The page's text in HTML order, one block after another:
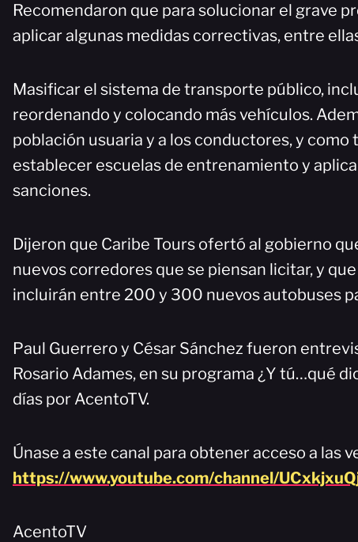
Recomendaron que para solucionar el grave
aplicar algunas medidas correctivas, entre
Masificar el sistema de transporte público,
reordenando y colocando más vehículos.
población usuaria y a los conductores, y como
establecer escuelas de entrenamiento y
sanciones.
Dijeron que Caribe Tours ofertó al gobierno
nuevos corredores que se piensan licitar, y
incluirán entre 200 y 300 nuevos autobuses
Paul Guerrero y César Sánchez fueron
Rosario Adames, en su programa ¿Y tú…qué
días por AcentoTV.
Únase a este canal para obtener acceso a las
https://www.youtube.com/channel/
AcentoTV